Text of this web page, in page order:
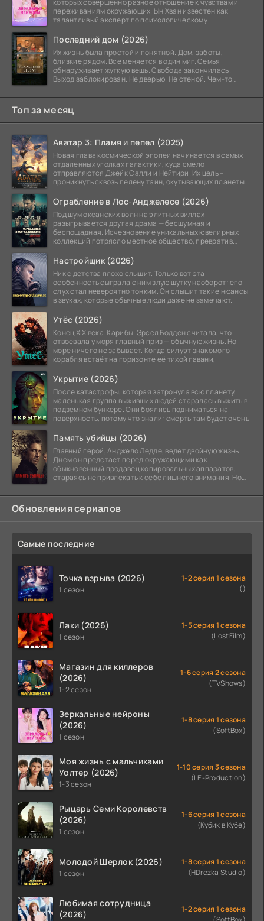
которых совершенно разное отношение к чувствам и
переживаниям окружающих. Ын Хван известен как
талантливый эксперт по психологическому
Последний дом (2026)
Их жизнь была простой и понятной. Дом, заботы,
близкие рядом. Все меняется в один миг. Семья
обнаруживает жуткую вещь. Свобода закончилась.
Выход заблокирован. Не дверью. Не стеной. Чем-то
Топ за месяц
Аватар 3: Пламя и пепел (2025)
Новая глава космической эпопеи начинается в самых
отдаленных уголках галактики, куда смело
отправляются Джейк Салли и Нейтири. Их цель –
проникнуть сквозь пелену тайн, окутывающих планеты
Ограбление в Лос-Анджелесе (2026)
Под шум океанских волн на элитных виллах
разыгрывается другая драма — бесшумная и
беспощадная. Исчезновение уникальных ювелирных
коллекций потрясло местное общество, превратив
Настройщик (2026)
Ник с детства плохо слышит. Только вот эта
особенность сыграла с ним злую шутку наоборот: его
слух стал невероятно тонким. Он слышит такие нюансы
в звуках, которые обычные люди даже не замечают.
Утёс (2026)
Конец XIX века. Карибы. Эрсел Бодден считала, что
отвоевала у моря главный приз — обычную жизнь. Но
море ничего не забывает. Когда силуэт знакомого
корабля встаёт на горизонте её тихой гавани,
Укрытие (2026)
После катастрофы, которая затронула всю планету,
маленькая группа выживших людей старалась выжить в
подземном бункере. Они боялись подниматься на
поверхность, потому что знали: смерть там будет очень
Память убийцы (2026)
Главный герой, Анджело Ледде, ведет двойную жизнь.
Днем он предстает перед окружающими как
обыкновенный продавец копировальных аппаратов,
стараясь не привлекать к себе лишнего внимания. Но
Обновления сериалов
Самые последние
Точка взрыва (2026)
1 сезон
1-2 серия 1 сезона
()
Лаки (2026)
1 сезон
1-5 серия 1 сезона
(LostFilm)
Магазин для киллеров
(2026)
1-2 сезон
1-6 серия 2 сезона
(TVShows)
Зеркальные нейроны
(2026)
1 сезон
1-8 серия 1 сезона
(SoftBox)
Моя жизнь с мальчиками
Уолтер (2026)
1-3 сезон
1-10 серия 3 сезона
(LE-Production)
Рыцарь Семи Королевств
(2026)
1 сезон
1-6 серия 1 сезона
(Кубик в Кубе)
Молодой Шерлок (2026)
1 сезон
1-8 серия 1 сезона
(HDrezka Studio)
Любимая сотрудница
(2026)
1-2 серия 1 сезона